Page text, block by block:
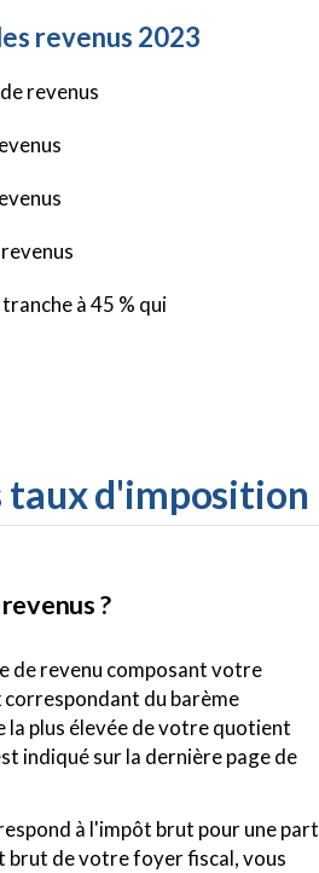
revenus 2023
revenus
à 45 % qui
taux d'imposition
?
de revenu composant votre
du barème
la plus élevée de votre quotient
indiqué sur la dernière page de
à l'impôt brut pour une part
de votre foyer fiscal, vous